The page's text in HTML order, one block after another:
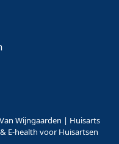
Wijngaarden | Huisarts
E-health voor Huisartsen